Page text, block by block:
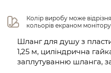
Колір виробу може
кольорів екраном
Шланг для душу з
1,25 м, циліндрична
заплутуванню шланга,